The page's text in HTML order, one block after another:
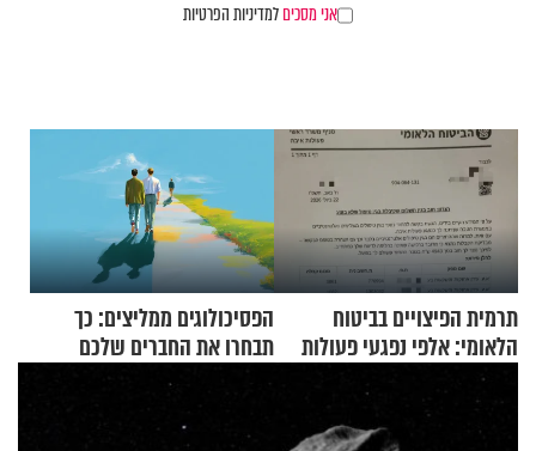
אני מסכיםלמדיניות הפרטיות
תרמית הפיצויים בביטוח
הלאומי: אלפי נפגעי פעולות
איבה קיבלו כספים במירמה
הפסיכולוגים ממליצים: כך
תבחרו את החברים שלכם